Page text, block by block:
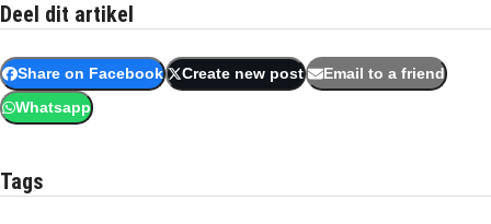
Deel dit artikel
Share on Facebook Create new post Email to a friend
Whatsapp
Tags